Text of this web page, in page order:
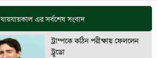
যায়যায়কাল এর সর্বশেষ সংবাদ
ট্রাম্পকে কঠিন পরীক্ষায় ফেললেন
ট্রুডো